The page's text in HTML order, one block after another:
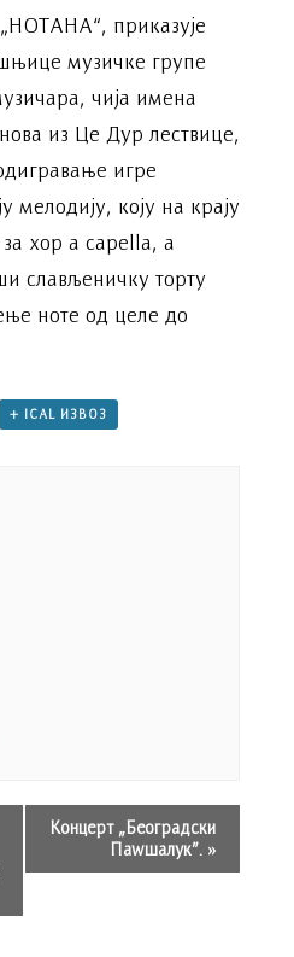
приказује
музичке групе
чија имена
из Це Дур лествице,
игре
коју на крају
хор а capella, а
слављеничку торту
ноте од целе до
+ ICAL ИЗВОЗ
Концерт „Београдски
Паwшалук”. »